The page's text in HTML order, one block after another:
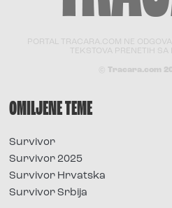
PORTAL TRACARA.COM NE
TEKSTOVA PRENETIH SA
© Tracara.com
OMILJENE TEME
Survivor
Survivor 2025
Survivor Hrvatska
Survivor Srbija